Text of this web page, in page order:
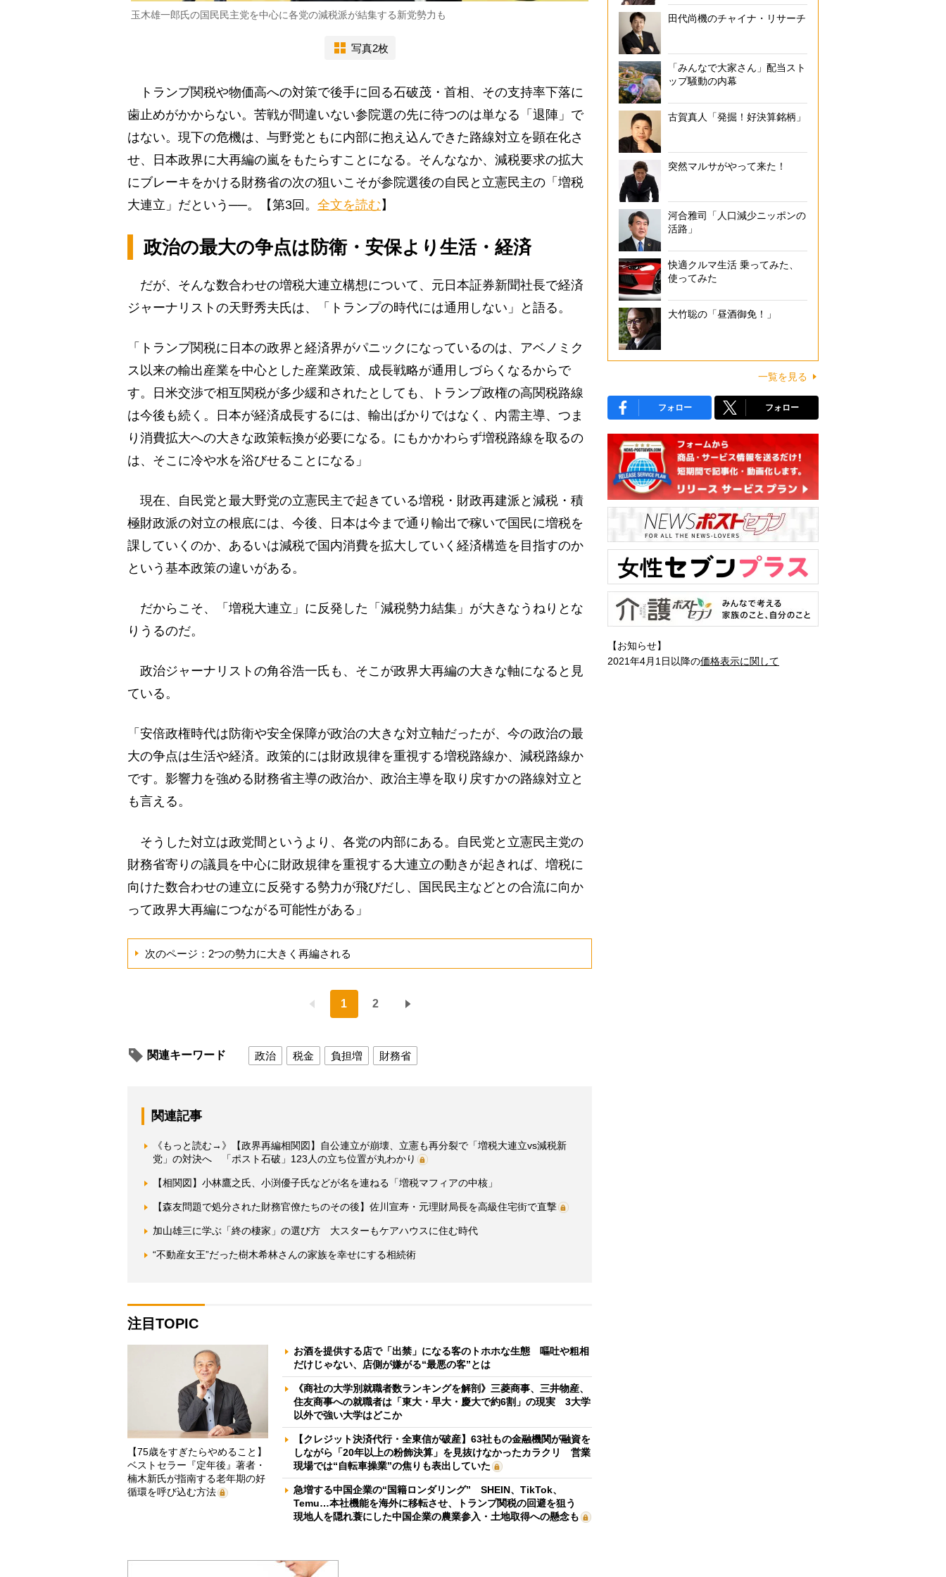
玉木雄一郎氏の国民民主党を中心に各党の減税派が結集する新党勢力も
写真2枚
トランプ関税や物価高への対策で後手に回る石破茂・首相、その支持率下落に
歯止めがかからない。苦戦が間違いない参院選の先に待つのは単なる「退陣」で
はない。現下の危機は、与野党ともに内部に抱え込んできた路線対立を顕在化さ
せ、日本政界に大再編の嵐をもたらすことになる。そんななか、減税要求の拡大
にブレーキをかける財務省の次の狙いこそが参院選後の自民と立憲民主の「増税
大連立」だという──。【第3回。 全文を読む 】
政治の最大の争点は防衛・安保より生活・経済
だが、そんな数合わせの増税大連立構想について、元日本証券新聞社長で経済
ジャーナリストの天野秀夫氏は、「トランプの時代には通用しない」と語る。
「トランプ関税に日本の政界と経済界がパニックになっているのは、アベノミク
ス以来の輸出産業を中心とした産業政策、成長戦略が通用しづらくなるからで
す。日米交渉で相互関税が多少緩和されたとしても、トランプ政権の高関税路線
は今後も続く。日本が経済成長するには、輸出ばかりではなく、内需主導、つま
り消費拡大への大きな政策転換が必要になる。にもかかわらず増税路線を取るの
は、そこに冷や水を浴びせることになる」
現在、自民党と最大野党の立憲民主で起きている増税・財政再建派と減税・積
極財政派の対立の根底には、今後、日本は今まで通り輸出で稼いで国民に増税を
課していくのか、あるいは減税で国内消費を拡大していく経済構造を目指すのか
という基本政策の違いがある。
だからこそ、「増税大連立」に反発した「減税勢力結集」が大きなうねりとな
りうるのだ。
政治ジャーナリストの角谷浩一氏も、そこが政界大再編の大きな軸になると見
ている。
「安倍政権時代は防衛や安全保障が政治の大きな対立軸だったが、今の政治の最
大の争点は生活や経済。政策的には財政規律を重視する増税路線か、減税路線か
です。影響力を強める財務省主導の政治か、政治主導を取り戻すかの路線対立と
も言える。
そうした対立は政党間というより、各党の内部にある。自民党と立憲民主党の
財務省寄りの議員を中心に財政規律を重視する大連立の動きが起きれば、増税に
向けた数合わせの連立に反発する勢力が飛びだし、国民民主などとの合流に向か
って政界大再編につながる可能性がある」
次のページ：2つの勢力に大きく再編される
1 2
関連キーワード 政治 税金 負担増 財務省
関連記事
《もっと読む→》【政界再編相関図】自公連立が崩壊、立憲も再分裂で「増税大連立vs減税新
党」の対決へ 「ポスト石破」123人の立ち位置が丸わかり
【相関図】小林鷹之氏、小渕優子氏などが名を連ねる「増税マフィアの中核」
【森友問題で処分された財務官僚たちのその後】佐川宣寿・元理財局長を高級住宅街で直撃
加山雄三に学ぶ「終の棲家」の選び方 大スターもケアハウスに住む時代
“不動産女王”だった樹木希林さんの家族を幸せにする相続術
注目TOPIC
【75歳をすぎたらやめること】
ベストセラー『定年後』著者・
楠木新氏が指南する老年期の好
循環を呼び込む方法
お酒を提供する店で「出禁」になる客のトホホな生態 嘔吐や粗相
だけじゃない、店側が嫌がる“最悪の客”とは
《商社の大学別就職者数ランキングを解剖》三菱商事、三井物産、
住友商事への就職者は「東大・早大・慶大で約6割」の現実 3大学
以外で強い大学はどこか
【クレジット決済代行・全東信が破産】63社もの金融機関が融資を
しながら「20年以上の粉飾決算」を見抜けなかったカラクリ 営業
現場では“自転車操業”の焦りも表出していた
急増する中国企業の“国籍ロンダリング” SHEIN、TikTok、
Temu…本社機能を海外に移転させ、トランプ関税の回避を狙う
現地人を隠れ蓑にした中国企業の農業参入・土地取得への懸念も
田代尚機のチャイナ・リサーチ
「みんなで大家さん」配当スト
ップ騒動の内幕
古賀真人「発掘！好決算銘柄」
突然マルサがやって来た！
河合雅司「人口減少ニッポンの
活路」
快適クルマ生活 乗ってみた、
使ってみた
大竹聡の「昼酒御免！」
一覧を見る
フォロー フォロー
【お知らせ】
2021年4月1日以降の価格表示に関して